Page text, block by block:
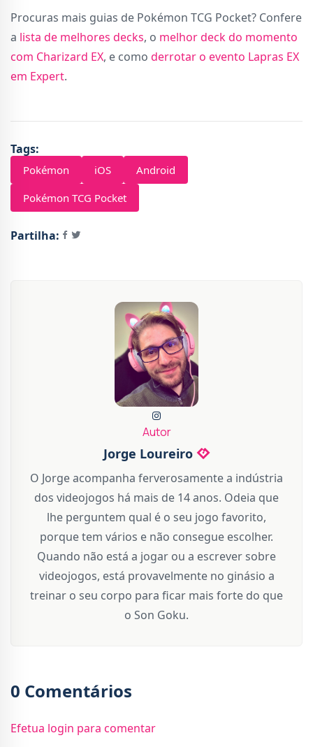
Procuras mais guias de Pokémon TCG Pocket? Confere
a lista de melhores decks, o melhor deck do momento
com Charizard EX, e como derrotar o evento Lapras EX
em Expert.
Tags:
Pokémon iOS
Android
Pokémon TCG Pocket
Partilha:
Autor
Jorge Loureiro
O Jorge acompanha ferverosamente a indústria
dos videojogos há mais de 14 anos. Odeia que
lhe perguntem qual é o seu jogo favorito,
porque tem vários e não consegue escolher.
Quando não está a jogar ou a escrever sobre
videojogos, está provavelmente no ginásio a
treinar o seu corpo para ficar mais forte do que
o Son Goku.
0 Comentários
Efetua login para comentar